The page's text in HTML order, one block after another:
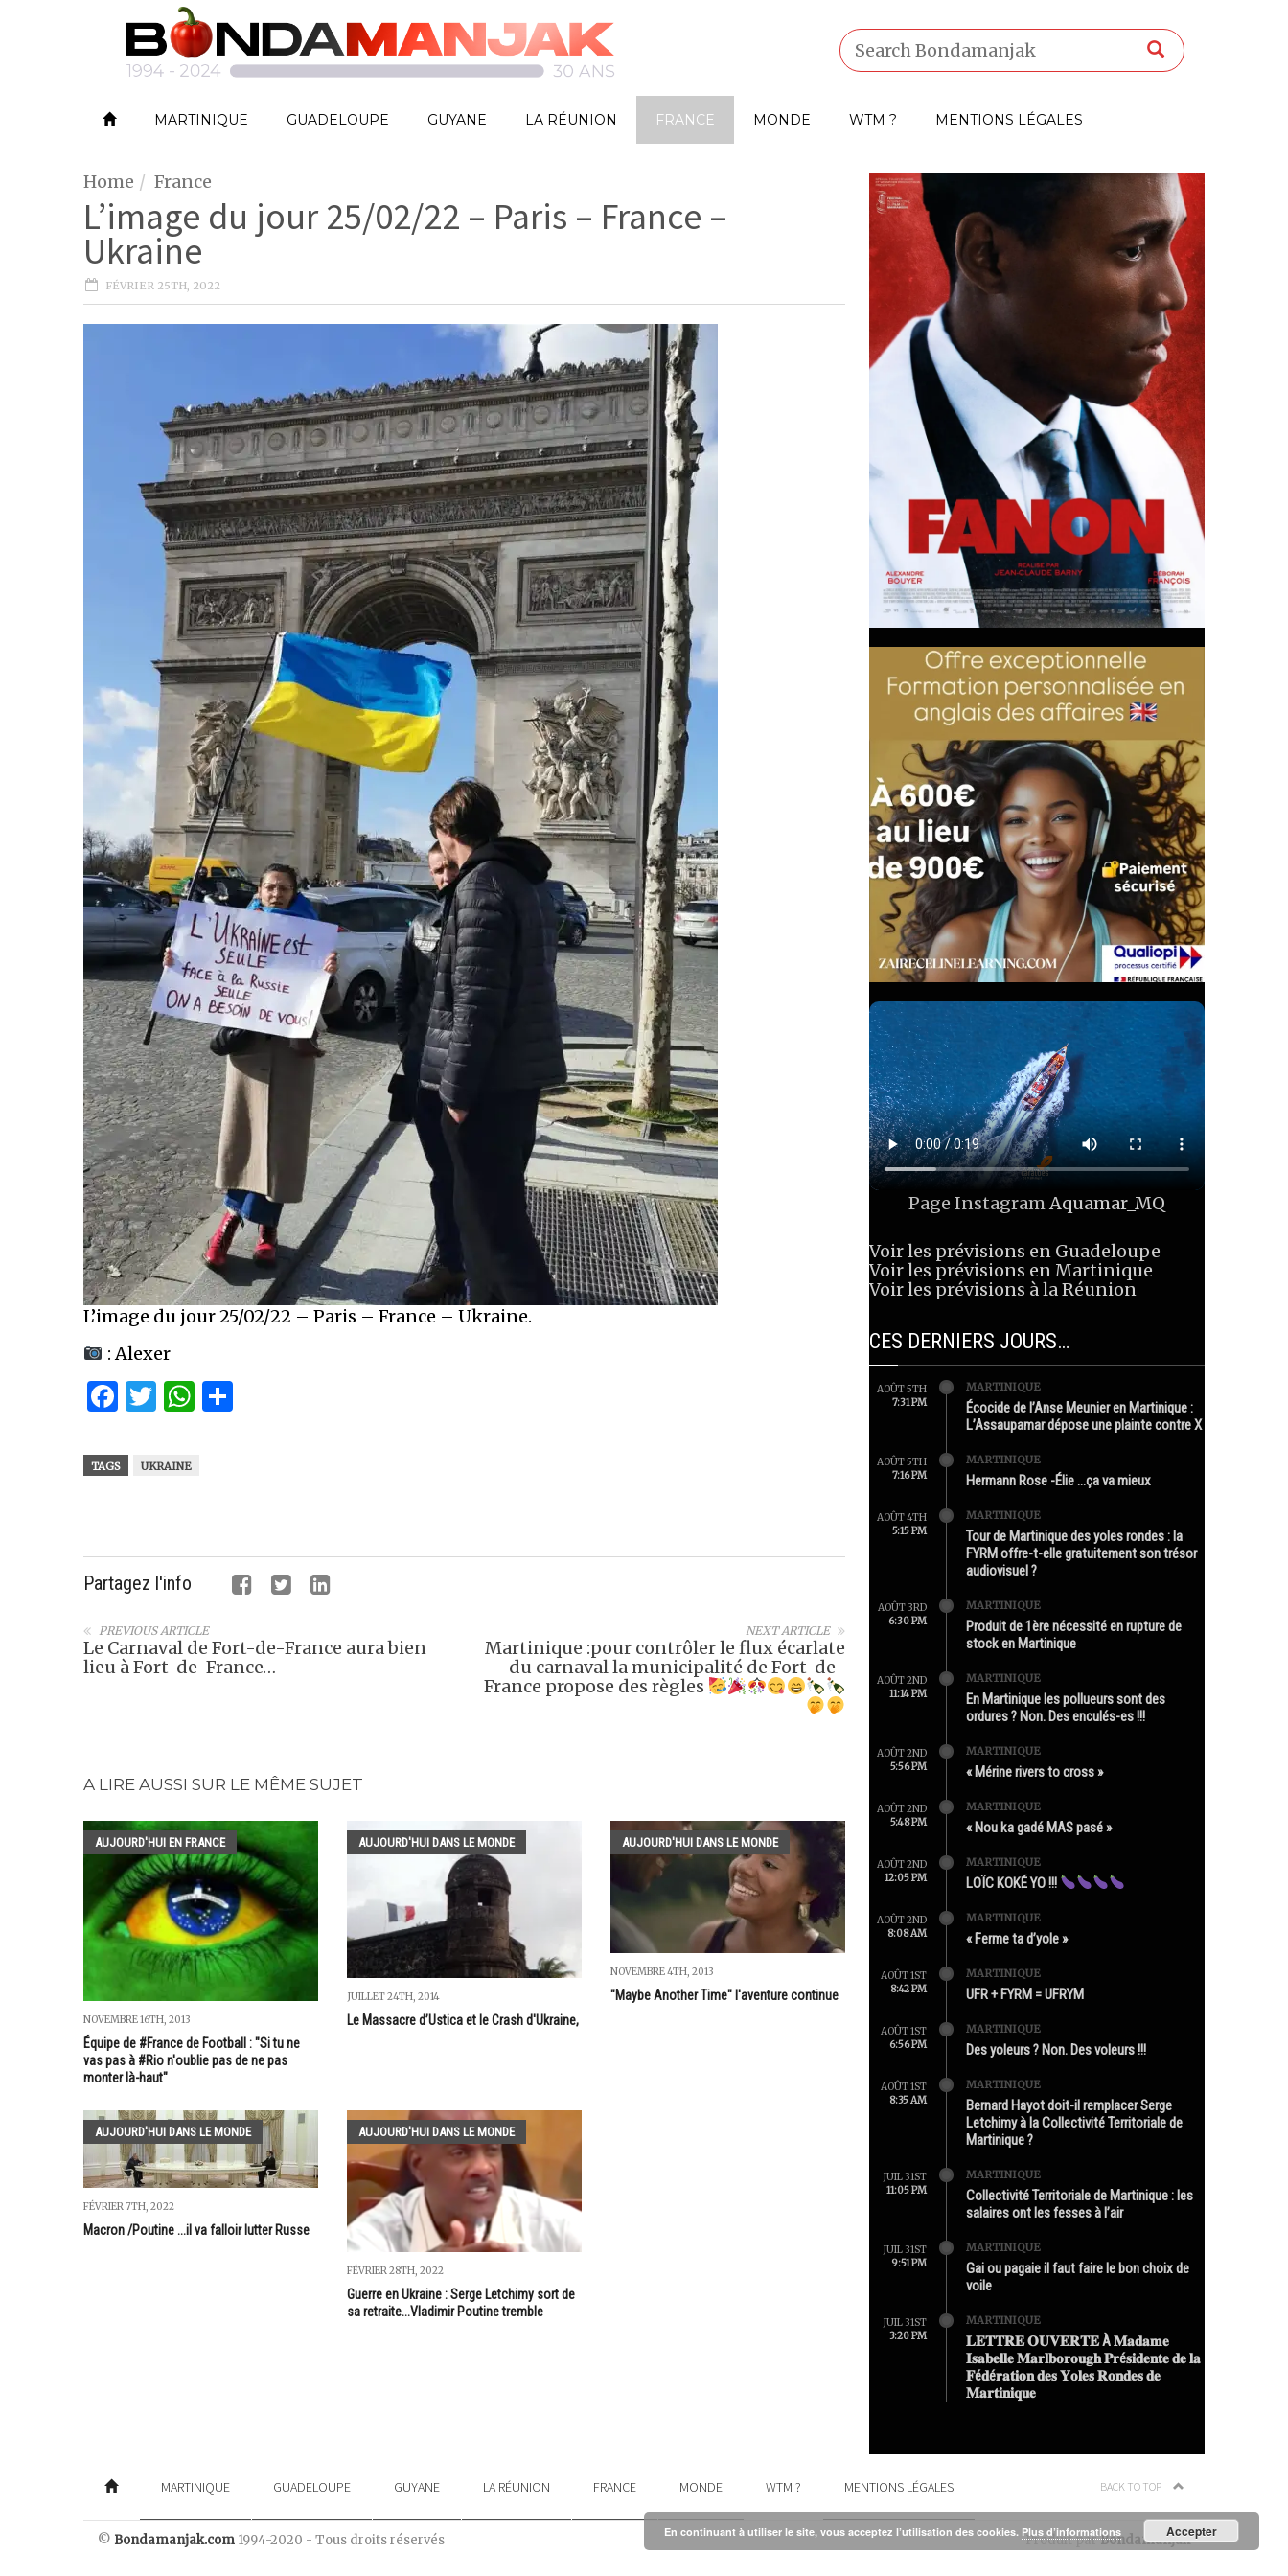
MARTINIQUE GUADELOUPE GUYANE LA RÉUNION FRANCE MONDE WTM ? MENTIONS LÉGALES
Home France
L’image du jour 25/02/22 – Paris – France –
Ukraine
FÉVRIER 25TH, 2022
L’image du jour 25/02/22 – Paris – France – Ukraine.
: Alexer
Facebook
Twitter
WhatsApp
TAGS UKRAINE
Partagez l'info
NEXT ARTICLE
Martinique :pour contrôler le flux écarlate
du carnaval la municipalité de Fort-de-
France propose des règles
PREVIOUS ARTICLE
Le Carnaval de Fort-de-France aura bien
lieu à Fort-de-France…
A LIRE AUSSI SUR LE MÊME SUJET
AUJOURD'HUI EN FRANCE
NOVEMBRE 16TH, 2013
Équipe de #France de Football : "Si tu ne
vas pas à #Rio n'oublie pas de ne pas
monter là-haut"
AUJOURD'HUI DANS LE MONDE
JUILLET 24TH, 2014
Le Massacre d’Ustica et le Crash d'Ukraine,
AUJOURD'HUI DANS LE MONDE
NOVEMBRE 4TH, 2013
"Maybe Another Time" l'aventure continue
AUJOURD'HUI DANS LE MONDE
FÉVRIER 7TH, 2022
Macron /Poutine ...il va falloir lutter Russe
AUJOURD'HUI DANS LE MONDE
FÉVRIER 28TH, 2022
Guerre en Ukraine : Serge Letchimy sort de
sa retraite...Vladimir Poutine tremble
Page InstagramAquamar_MQ
Voir les prévisions en Guadeloupe
Voir les prévisions en Martinique
Voir les prévisions à la Réunion
CES DERNIERS JOURS…
AOÛT 5TH
7:31 PM
MARTINIQUE
Écocide de l’Anse Meunier en Martinique :
L’Assaupamar dépose une plainte contre X
AOÛT 5TH
7:16 PM
MARTINIQUE
Hermann Rose -Élie …ça va mieux
AOÛT 4TH
5:15 PM
MARTINIQUE
Tour de Martinique des yoles rondes : la
FYRM offre-t-elle gratuitement son trésor
audiovisuel ?
AOÛT 3RD
6:30 PM
MARTINIQUE
Produit de 1ère nécessité en rupture de
stock en Martinique
AOÛT 2ND
11:14 PM
MARTINIQUE
En Martinique les pollueurs sont des
ordures ? Non. Des enculés-es !!!
AOÛT 2ND
5:56 PM
MARTINIQUE
« Mérine rivers to cross »
AOÛT 2ND
5:48 PM
MARTINIQUE
« Nou ka gadé MAS pasé »
AOÛT 2ND
12:05 PM
MARTINIQUE
LOÏC KOKÉ YO !!!
AOÛT 2ND
8:08 AM
MARTINIQUE
« Ferme ta d’yole »
AOÛT 1ST
8:42 PM
MARTINIQUE
UFR + FYRM = UFRYM
AOÛT 1ST
6:56 PM
MARTINIQUE
Des yoleurs ? Non. Des voleurs !!!
AOÛT 1ST
8:35 AM
MARTINIQUE
Bernard Hayot doit-il remplacer Serge
Letchimy à la Collectivité Territoriale de
Martinique ?
JUIL 31ST
11:05 PM
MARTINIQUE
Collectivité Territoriale de Martinique : les
salaires ont les fesses à l’air
JUIL 31ST
9:51 PM
MARTINIQUE
Gai ou pagaie il faut faire le bon choix de
voile
JUIL 31ST
3:20 PM
MARTINIQUE
𝐋𝐄𝐓𝐓𝐑𝐄 𝐎𝐔𝐕𝐄𝐑𝐓𝐄 À 𝐌𝐚𝐝𝐚𝐦𝐞
𝐈𝐬𝐚𝐛𝐞𝐥𝐥𝐞 𝐌𝐚𝐫𝐥𝐛𝐨𝐫𝐨𝐮𝐠𝐡 𝐏𝐫é𝐬𝐢𝐝𝐞𝐧𝐭𝐞 𝐝𝐞 𝐥𝐚
𝐅é𝐝é𝐫𝐚𝐭𝐢𝐨𝐧 𝐝𝐞𝐬 𝐘𝐨𝐥𝐞𝐬 𝐑𝐨𝐧𝐝𝐞𝐬 𝐝𝐞
𝐌𝐚𝐫𝐭𝐢𝐧𝐢𝐪𝐮𝐞
MARTINIQUE GUADELOUPE GUYANE LA RÉUNION FRANCE MONDE WTM ? MENTIONS LÉGALES BACK TO TOP
© Bondamanjak.com 1994-2020 - Tous droits réservés Produit parBondamanjak
En continuant à utiliser le site, vous acceptez l’utilisation des cookies. Plus d’informations Accepter